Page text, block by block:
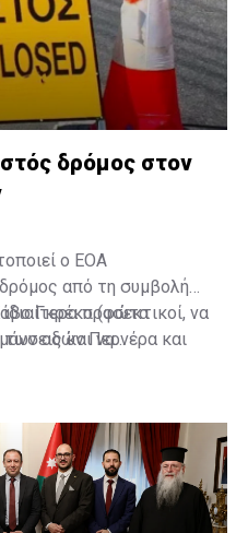
δρόμος στον
ο ΕΟΑ
από τη συμβολή
Γκρέκο (φώτα
των οδών Περνέρα και
προσεκτικοί, να
και να